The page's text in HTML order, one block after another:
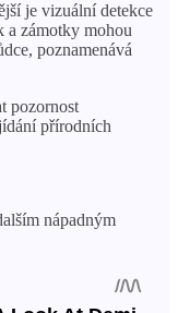
je vizuální detekce
a zámotky mohou
poznamenává
pozornost
přírodních
nápadným